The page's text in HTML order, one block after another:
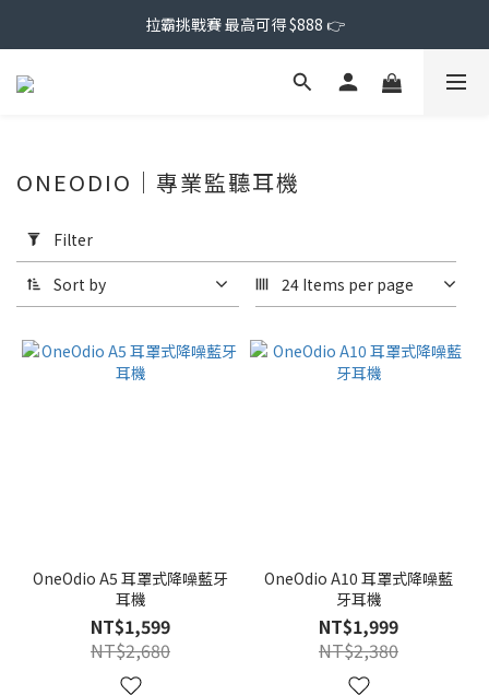
拉霸挑戰賽 最高可得 $888 👉
Filter
(0/20)
Range
ONEODIO｜專業監聽耳機
Filter
Sort by 24 Items per page
OneOdio A5 耳罩式降噪藍牙
耳機
NT$1,599
NT$2,680
OneOdio A10 耳罩式降噪藍
牙耳機
NT$1,999
NT$2,380